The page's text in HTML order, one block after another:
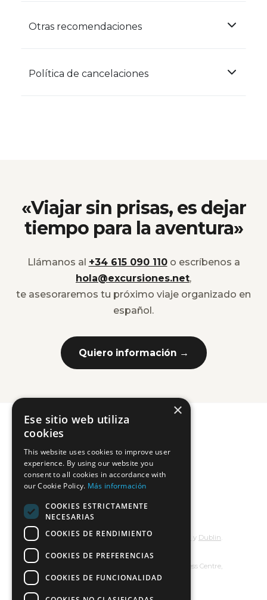
Otras recomendaciones
Política de cancelaciones
«Viajar sin prisas, es dejar
tiempo para la aventura»
Llámanos al +34 615 090 110o escríbenos a
hola@excursiones.net,
te asesoraremos tu próximo viaje organizado en
español.
Quiero información →
Hecho con y desdeBarcelona y Dublin
Hivemind Ventures Limited
Entrance Unit, Crag Cress, Clondalkin Business Centre,
D22, Dublin (Irlanda)
×
Ese sitio web utiliza
cookies
This website uses cookies to improve user
experience. By using our website you
consent to all cookies in accordance with
our Cookie Policy. Más información
COOKIES ESTRICTAMENTE
NECESARIAS
COOKIES DE RENDIMIENTO
COOKIES DE PREFERENCIAS
COOKIES DE FUNCIONALIDAD